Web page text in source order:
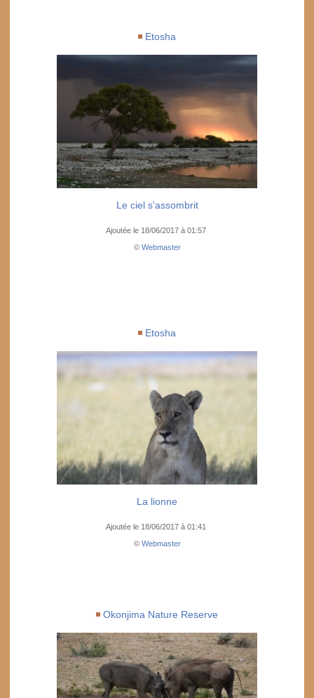
Etosha
Le ciel s'assombrit
Ajoutée le 18/06/2017 à 01:57
© Webmaster
Etosha
La lionne
Ajoutée le 18/06/2017 à 01:41
© Webmaster
Okonjima Nature Reserve